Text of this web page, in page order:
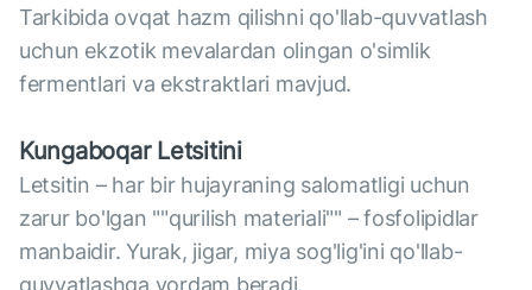
Tarkibida ovqat hazm qilishni qo'llab-quvvatlash
uchun ekzotik mevalardan olingan o'simlik
fermentlari va ekstraktlari mavjud.
Kungaboqar Letsitini
Letsitin – har bir hujayraning salomatligi uchun
zarur bo'lgan ""qurilish materiali"" – fosfolipidlar
manbaidir. Yurak, jigar, miya sog'lig'ini qo'llab-
quvvatlashga yordam beradi.